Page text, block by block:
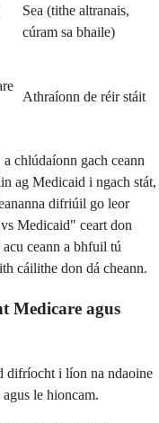
Sea (tithe altranais,
cúram sa bhaile)
Athraíonn de réir stáit
chlúdaíonn gach ceann
ag Medicaid i ngach stát,
difriúil go leor
Medicaid" ceart don
ceann a bhfuil tú
cáilithe don dá cheann.
Medicare agus
difríocht i líon na ndaoine
le hioncam.